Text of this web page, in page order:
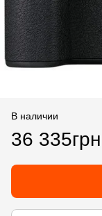
В наличии
36 335грн